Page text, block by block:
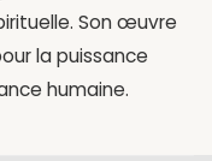
Son œuvre
la puissance
humaine.